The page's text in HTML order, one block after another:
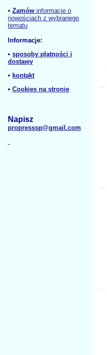
• Zamów informacje o
nowościach z wybranego
tematu
Informacje:
• sposoby płatności i
dostawy
• kontakt
• Cookies na stronie
Napisz
propresssp@gmail.com